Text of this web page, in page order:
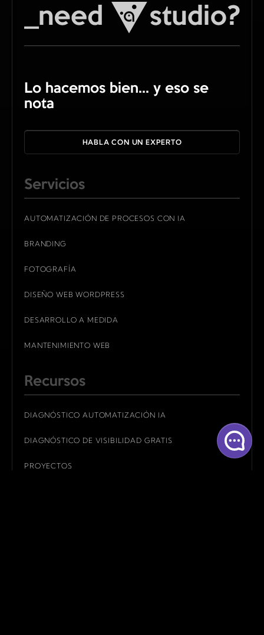
Lo hacemos bien... y eso se
nota
HABLA CON UN EXPERTO
Servicios
AUTOMATIZACIÓN DE PROCESOS CON IA
BRANDING
FOTOGRAFÍA
DISEÑO WEB WORDPRESS
DESARROLLO A MEDIDA
MANTENIMIENTO WEB
Recursos
DIAGNÓSTICO AUTOMATIZACIÓN IA
DIAGNÓSTICO DE VISIBILIDAD GRATIS
PROYECTOS